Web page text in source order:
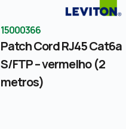
15000366
Patch Cord RJ45 Cat6a
S/FTP – vermelho (2
metros)